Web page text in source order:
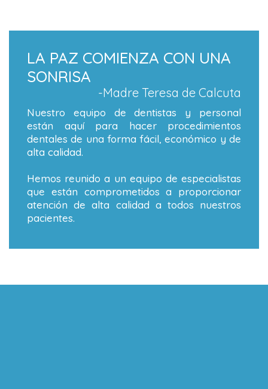
LA PAZ COMIENZA CON UNA
SONRISA
-Madre Teresa de Calcuta
Nuestro equipo de dentistas y personal
están aquí para hacer procedimientos
dentales de una forma fácil, económico y de
alta calidad.
Hemos reunido a un equipo de especialistas
que están comprometidos a proporcionar
atención de alta calidad a todos nuestros
pacientes.